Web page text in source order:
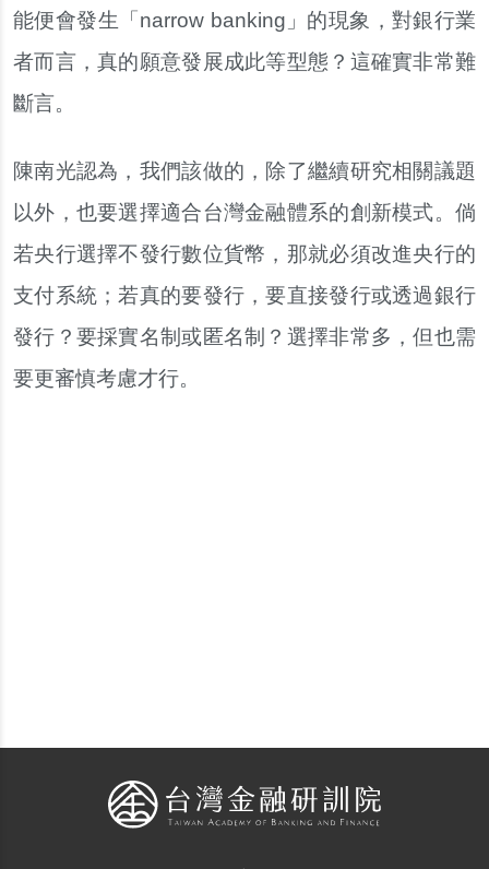
能便會發生「narrow banking」的現象，對銀行業
者而言，真的願意發展成此等型態？這確實非常難
斷言。
陳南光認為，我們該做的，除了繼續研究相關議題
以外，也要選擇適合台灣金融體系的創新模式。倘
若央行選擇不發行數位貨幣，那就必須改進央行的
支付系統；若真的要發行，要直接發行或透過銀行
發行？要採實名制或匿名制？選擇非常多，但也需
要更審慎考慮才行。